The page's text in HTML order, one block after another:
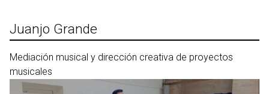
contenido
Juanjo Grande
Mediación musical y dirección creativa de proyectos
musicales